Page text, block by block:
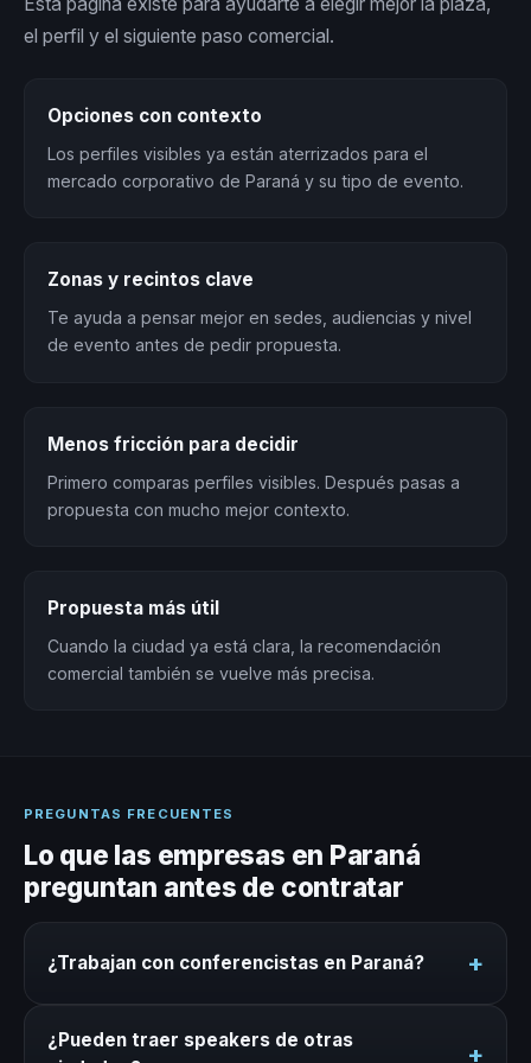
el perfil y el siguiente paso comercial.
Opciones con contexto
Los perfiles visibles ya están aterrizados para el
mercado corporativo de Paraná y su tipo de evento.
Zonas y recintos clave
Te ayuda a pensar mejor en sedes, audiencias y nivel
de evento antes de pedir propuesta.
Menos fricción para decidir
Primero comparas perfiles visibles. Después pasas a
propuesta con mucho mejor contexto.
Propuesta más útil
Cuando la ciudad ya está clara, la recomendación
comercial también se vuelve más precisa.
PREGUNTAS FRECUENTES
Lo que las empresas en Paraná
preguntan antes de contratar
¿Trabajan con conferencistas en Paraná? +
disponibles para eventos en Paraná. Coordinamos
¿Pueden traer speakers de otras
+